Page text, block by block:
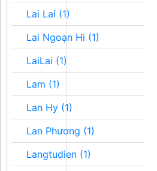
Lai Lai (1)
Lai Ngoạn Hi (1)
LaiLai (1)
Lam (1)
Lan Hy (1)
Lan Phương (1)
Langtudien (1)